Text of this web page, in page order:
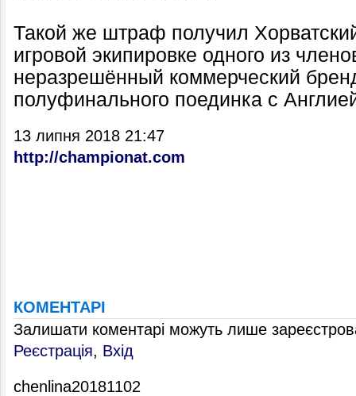
Такой же штраф получил
игровой экипировке одного из
неразрешённый коммерческий
полуфинального поединка с
13 липня 2018 21:47
http://championat.com
КОМЕНТАРІ
Залишати коментарі можуть лише
Реєстрація, Вхід
chenlina20181102